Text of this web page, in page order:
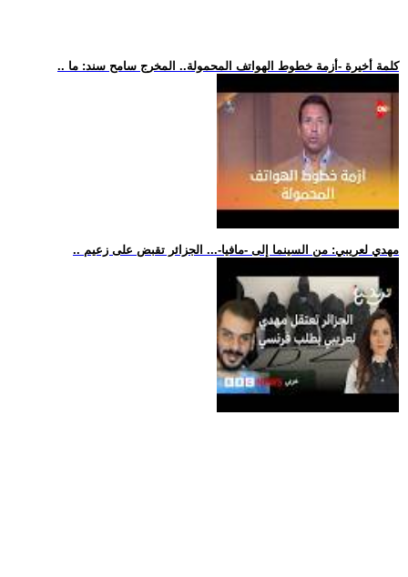
.. كلمة أخيرة -أزمة خطوط الهواتف المحمولة.. المخرج سامح سند: ما
.. مهدي لعريبي: من السينما إلى -مافيا-... الجزائر تقبض على زعيم